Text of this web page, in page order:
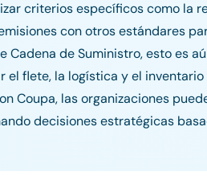
criterios específicos como la
con otros estándares
de Suministro, esto es
flete, la logística y el
Coupa, las organizaciones
decisiones estratégicas